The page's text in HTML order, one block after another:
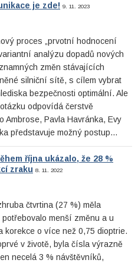
je zde! 9. 11. 2023
proces „prvotní hodnocení
analýzu dopadů nových
změn stávajících
silniční sítě, s cílem vybrat
bezpečnosti optimální. Ale
odpovídá čerstvě
Ambrose, Pavla Havránka, Evy
představuje možný postup…
října ukázalo, že 28 %
zraku 8. 11. 2022
čtvrtina (27 %) měla
menší změnu a u
korekce o více než 0,75 dioptrie.
v životě, byla čísla výrazně
necelá 3 % návštěvníků,